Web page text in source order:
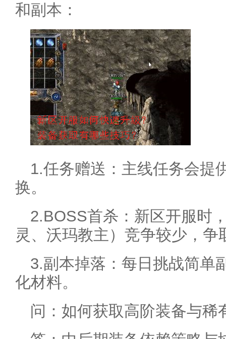
和副本：
1.任务赠送：主线任务会提
换。
2.BOSS首杀：新区开服时
灵、沃玛教主）竞争较少，
3.副本掉落：每日挑战简单
化材料。
问：如何获取高阶装备与稀